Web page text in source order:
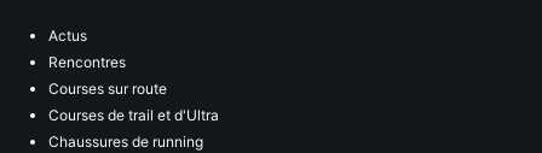
Actus
Rencontres
Courses sur route
Courses de trail et d'Ultra
Chaussures de running